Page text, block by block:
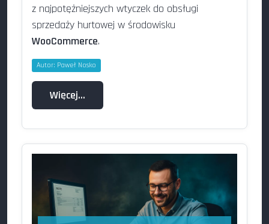
z najpotężniejszych wtyczek do obsługi
sprzedaży hurtowej w środowisku
WooCommerce.
Autor: Paweł Nosko
Więcej…